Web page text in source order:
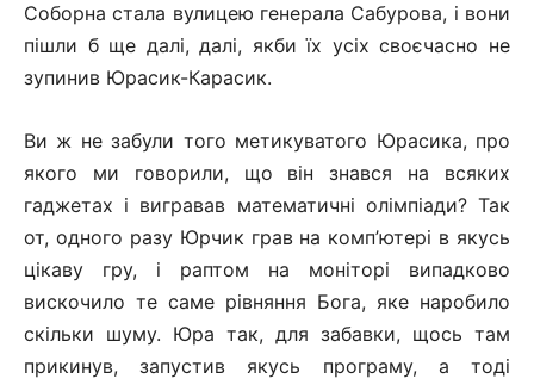
Соборна стала вулицею генерала Сабурова, і вони
пішли б ще далі, далі, якби їх усіх своєчасно не
зупинив Юрасик-Карасик.
Ви ж не забули того метикуватого Юрасика, про
якого ми говорили, що він знався на всяких
гаджетах і вигравав математичні олімпіади? Так
от, одного разу Юрчик грав на комп’ютері в якусь
цікаву гру, і раптом на моніторі випадково
вискочило те саме рівняння Бога, яке наробило
скільки шуму. Юра так, для забавки, щось там
прикинув, запустив якусь програму, а тоді